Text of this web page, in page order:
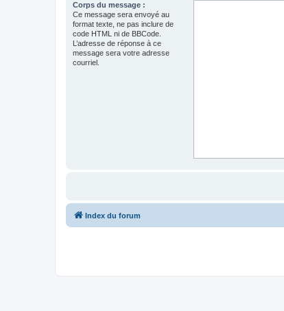
Corps du message :
Ce message sera envoyé au
format texte, ne pas inclure de
code HTML ni de BBCode.
L’adresse de réponse à ce
message sera votre adresse
courriel.
Index du forum